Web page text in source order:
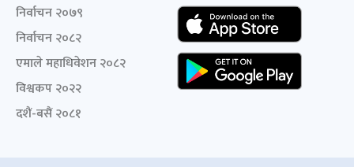
निर्वाचन २०७९
निर्वाचन २०८२
एमाले महाधिवेशन २०८२
विश्वकप २०२२
दशैं-बसैं २०८१